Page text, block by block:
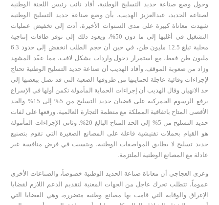
وحول وضع صناعة حديد التسليح الوطنية، أفاد نائب رئيس اللجنة الوطنية
لصناعة الحديد، عبدالعزيز الهديب، بأن وضع صناعة حديد التسليح الوطنية
شهدت معاناة كبيرة على مدى السنوات الأخيرة، أدت إلى تخفيض عمليات
التشغيل في أغلبها إلى ما دون 50%، ويعود ذلك إلى توفر طاقات إنتاجية
محلية تبلغ 12.5 مليون طن، في حين أن حجم الطلب انخفض إلى حدود 6.3
مليون طن فقط، مع استمرار دخول واردات بشكل لافت، مما عقّد المشهد
وزاد من صعوبة الموقف. وأفاد الهديب أن صناعة حديد التسليح الوطنية تحتاج
لإجراءات وقائية عاجلة لحمايتها من ظروفها الصعبة التي قد تصل ببعضها إلى
حد الانهيار. وقال الهديب أن إجراءات الحماية المأمولة تكمن أولها في الإسراع
برفع الرسوم الجمركية على قضبان حديد التسليح من 5% إلى 15% والحد
الأقصى المتاح باتفاقية المملكة مع منظمة التجارة العالمية، ورفعها على لفات
حديد التسليح من 5% إلى الحد المتاح البالغ 20%. وثاني الإجراءات المأمولة
هو القيام بحملات تفتيشية فاعلة على المصانع الصغيرة التي تقوم بتصنيع
حديد تسليح لا يطابق المواصفات الوطنية، ويتسبب في فرض منافسة غير
عادلة مع المصانع الوطنية الملتزمة.
وعزى العجاجي أن معاناة صناعة الحديد الوطنية خصوصاً، والصناعات الأخرى
عموماً، تتطلب تحرك عاجل من الجهات المعنية لتقديم الدعم اللازم لقضايا
الإغراق والوقاية التي قامت بها مصانع وطنية متضررة، وهي القضايا التي